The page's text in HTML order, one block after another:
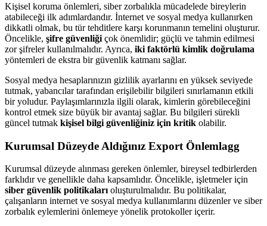
Kişisel koruma önlemleri, siber zorbalıkla mücadelede bireylerin
atabileceği ilk adımlardandır. İnternet ve sosyal medya kullanırken
dikkatli olmak, bu tür tehditlere karşı korunmanın temelini oluşturur.
Öncelikle, şifre güvenliği çok önemlidir; güçlü ve tahmin edilmesi
zor şifreler kullanılmalıdır. Ayrıca, iki faktörlü kimlik doğrulama
yöntemleri de ekstra bir güvenlik katmanı sağlar.
Sosyal medya hesaplarınızın gizlilik ayarlarını en yüksek seviyede
tutmak, yabancılar tarafından erişilebilir bilgileri sınırlamanın etkili
bir yoludur. Paylaşımlarınızla ilgili olarak, kimlerin görebileceğini
kontrol etmek size büyük bir avantaj sağlar. Bu bilgileri sürekli
güncel tutmak kişisel bilgi güvenliğiniz için kritik olabilir.
Kurumsal Düzeyde Aldığınız Export Önlemlagg
Kurumsal düzeyde alınması gereken önlemler, bireysel tedbirlerden
farklıdır ve genellikle daha kapsamlıdır. Öncelikle, işletmeler için
siber güvenlik politikaları oluşturulmalıdır. Bu politikalar,
çalışanların internet ve sosyal medya kullanımlarını düzenler ve siber
zorbalık eylemlerini önlemeye yönelik protokoller içerir.